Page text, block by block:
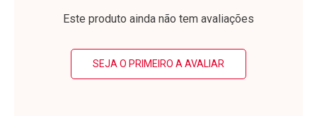
Laboratório
Por Menos Laboratório
Por Menos
Este produto ainda não tem avaliações
SEJA O PRIMEIRO A AVALIAR